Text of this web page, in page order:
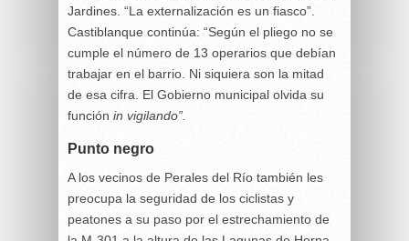
Jardines. “La externalización es un fiasco”.
Castiblanque continúa: “Según el pliego no se
cumple el número de 13 operarios que debían
trabajar en el barrio. Ni siquiera son la mitad
de esa cifra. El Gobierno municipal olvida su
función in vigilando”.
Punto negro
A los vecinos de Perales del Río también les
preocupa la seguridad de los ciclistas y
peatones a su paso por el estrechamiento de